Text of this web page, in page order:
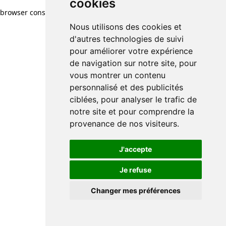
cookies
Nous utilisons des cookies et
d'autres technologies de suivi
pour améliorer votre expérience
de navigation sur notre site, pour
vous montrer un contenu
personnalisé et des publicités
ciblées, pour analyser le trafic de
notre site et pour comprendre la
provenance de nos visiteurs.
J'accepte
Je refuse
Changer mes préférences
browser console for more information)